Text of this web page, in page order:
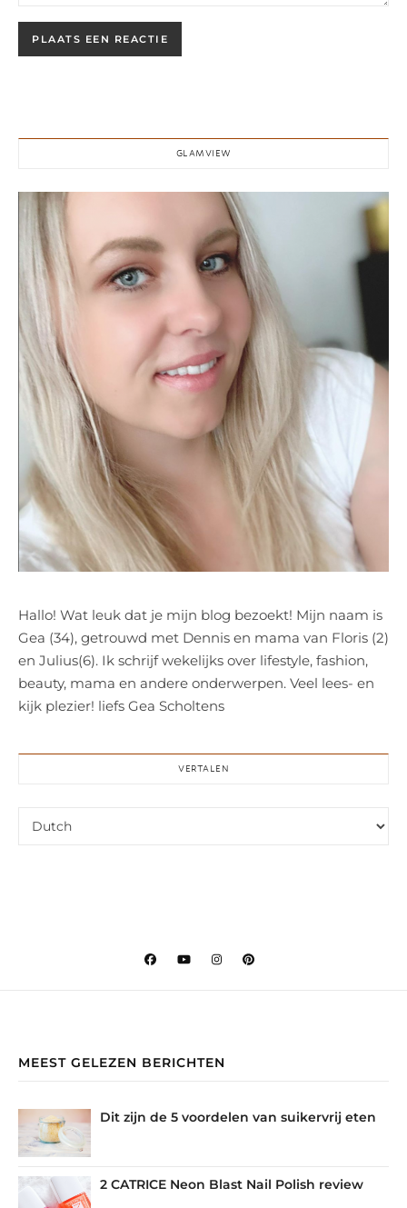
GLAMVIEW
Hallo! Wat leuk dat je mijn blog bezoekt! Mijn naam is
Gea (34), getrouwd met Dennis en mama van Floris (2)
en Julius(6). Ik schrijf wekelijks over lifestyle, fashion,
beauty, mama en andere onderwerpen. Veel lees- en
kijk plezier! liefs Gea Scholtens
VERTALEN
MEEST GELEZEN BERICHTEN
Dit zijn de 5 voordelen van suikervrij eten
2 CATRICE Neon Blast Nail Polish review